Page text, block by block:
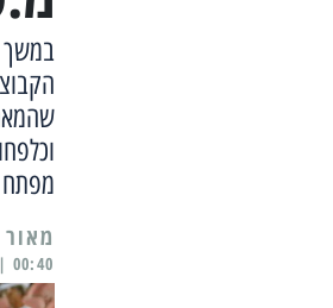
מפתח
מאור
00:40 | 23/05/2023